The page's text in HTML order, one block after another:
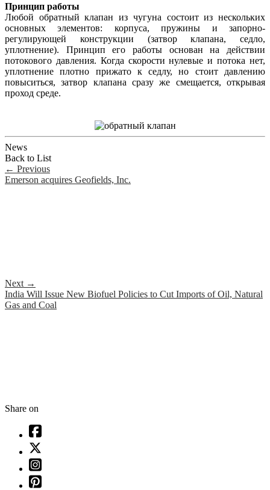
Принцип работы
Любой обратный клапан из чугуна состоит из нескольких
основных элементов: корпуса, пружины и запорно-
регулирующей конструкции (затвор клапана, седло,
уплотнение). Принцип его работы основан на действии
потокового давления. Когда скорости нулевые и потока нет,
уплотнение плотно прижато к седлу, но стоит давлению
повыситься, затвор клапана сразу же смещается, открывая
проход среде.
News
Back to List
← Previous
Emerson acquires Geofields, Inc.
Next →
India Will Issue New Biofuel Policies to Cut Imports of Oil, Natural
Gas and Coal
Share on